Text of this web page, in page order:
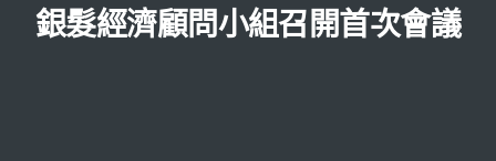
銀髮經濟顧問小組召開首次會議